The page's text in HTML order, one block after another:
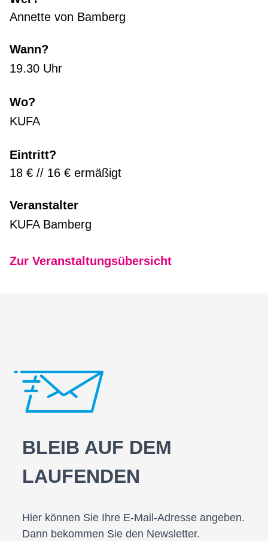
Annette von Bamberg
Wann?
19.30 Uhr
Wo?
KUFA
Eintritt?
18 € // 16 € ermäßigt
Veranstalter
KUFA Bamberg
Zur Veranstaltungsübersicht
BLEIB AUF DEM
LAUFENDEN
Hier können Sie Ihre E-Mail-Adresse angeben.
Dann bekommen Sie den Newsletter.